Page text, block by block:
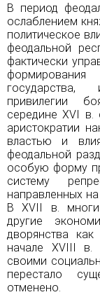
В период
ослаблением
политическое
феодальной
фактически
государства,
привилегии
середине XVI
аристократии
властью и
феодальной
особую форму
систему
направленных
В XVII в.
другие
дворянства
начале XVIII
своими
перестало
отменено.